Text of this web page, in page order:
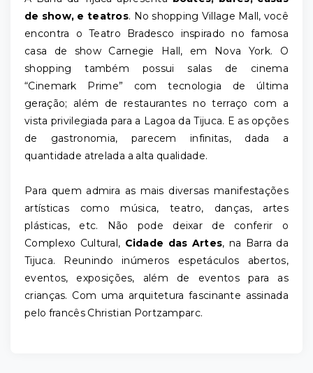
de show, e teatros. No shopping Village Mall, você
encontra o Teatro Bradesco inspirado no famosa
casa de show Carnegie Hall, em Nova York. O
shopping também possui salas de cinema
“Cinemark Prime” com tecnologia de última
geração; além de restaurantes no terraço com a
vista privilegiada para a Lagoa da Tijuca. E as opções
de gastronomia, parecem infinitas, dada a
quantidade atrelada a alta qualidade.
Para quem admira as mais diversas manifestações
artísticas como música, teatro, danças, artes
plásticas, etc. Não pode deixar de conferir o
Complexo Cultural, Cidade das Artes, na Barra da
Tijuca. Reunindo inúmeros espetáculos abertos,
eventos, exposições, além de eventos para as
crianças. Com uma arquitetura fascinante assinada
pelo francês Christian Portzamparc.